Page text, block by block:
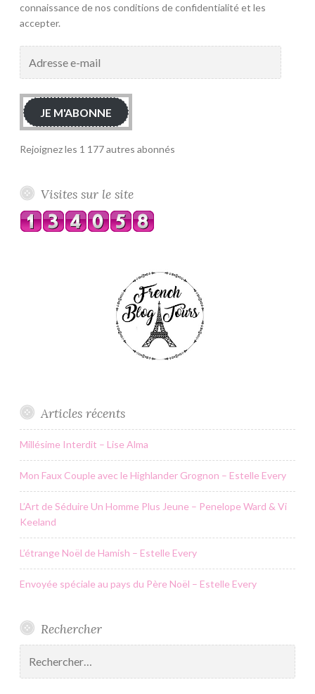
connaissance de nos conditions de confidentialité et les
accepter.
JE M'ABONNE
Rejoignez les 1 177 autres abonnés
Visites sur le site
Articles récents
Millésime Interdit – Lise Alma
Mon Faux Couple avec le Highlander Grognon – Estelle Every
L’Art de Séduire Un Homme Plus Jeune – Penelope Ward & Vi
Keeland
L’étrange Noël de Hamish – Estelle Every
Envoyée spéciale au pays du Père Noël – Estelle Every
Rechercher